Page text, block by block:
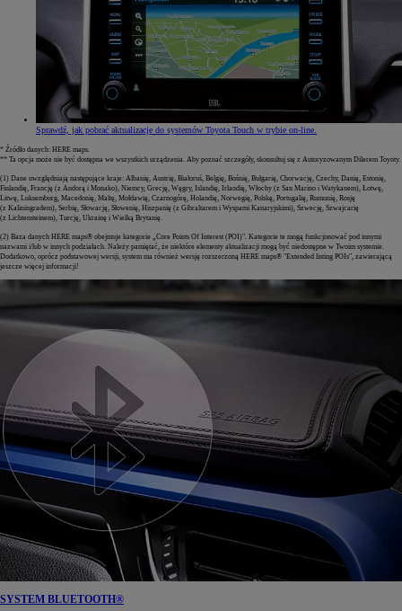
Sprawdź, jak pobrać aktualizacje do systemów Toyota Touch w trybie on-line.
* Źródło danych: HERE maps.
** Ta opcja może nie być dostępna we wszystkich urządzenia. Aby poznać szczegóły, skonsultuj się z Autoryzowanym Dilerem Toyoty.
(1) Dane uwzględniają następujące kraje: Albanię, Austrię, Białoruś, Belgię, Bośnię, Bułgarię, Chorwację, Czechy, Danię, Estonię,
Finlandię, Francję (z Andorą i Monako), Niemcy, Grecję, Węgry, Islandię, Irlandię, Włochy (z San Marino i Watykanem), Łotwę,
Litwę, Luksemburg, Macedonię, Maltę, Mołdawię, Czarnogórę, Holandię, Norwegię, Polskę, Portugalię, Rumunię, Rosję
(z Kaliningradem), Serbię, Słowację, Słowenię, Hiszpanię (z Gibraltarem i Wyspami Kanaryjskimi), Szwecję, Szwajcarię
(z Lichtensteinem), Turcję, Ukrainę i Wielką Brytanię.
(2) Baza danych HERE maps® obejmuje kategorie „Core Points Of Interest (POI)". Kategorie te mogą funkcjonować pod innymi
nazwami i/lub w innych podziałach. Należy pamiętać, że niektóre elementy aktualizacji mogą być niedostępne w Twoim systemie.
Dodatkowo, oprócz podstawowej wersji, system ma również wersję rozszerzoną HERE maps® "Extended listing POIs", zawierającą
jeszcze więcej informacji!
SYSTEM BLUETOOTH®